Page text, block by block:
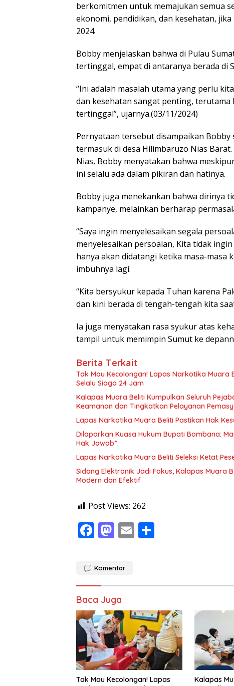
berkomitmen untuk memajukan semua
ekonomi, pendidikan, dan kesehatan,
2024.
Bobby menjelaskan bahwa di Pulau
tertinggal, empat di antaranya berada di
“Ini adalah masalah utama yang perlu
dan kesehatan sangat penting,
tertinggal”, ujarnya.(03/11/2024)
Pernyataan tersebut disampaikan
termasuk di desa Hilimbaruzo Nias
Nias, Bobby menyatakan bahwa
ini selalu ada dalam pikiran dan hatinya.
Bobby juga menekankan bahwa dirinya
kampanye, melainkan berharap
“Saya ingin menyelesaikan segala
menyelesaikan persoalan, Kita tidak
hanya akan didatangi ketika masa-masa
imbuhnya lagi.
“Kita bersyukur kepada Tuhan karena
dan kini berada di tengah-tengah kita
Ia juga menyatakan rasa syukur atas
tampil untuk memimpin Sumut ke
Berita Terkait
Tak Mau Kecolongan! Lapas Narkotika Muara
Selalu Siaga 24 Jam
Kalapas Muara Beliti Kumpulkan Seluruh
Keamanan dan Tingkatkan Pelayanan
Lapas Narkotika Muara Beliti Pastikan Hak
Dilaporkan Kuasa Hukum Bupati Bombana:
Hak Jawab”.
Lapas Narkotika Muara Beliti Seleksi Ketat
Sidang Elektronik Jadi Fokus, Kalapas Muara
Modern dan Efektif
Post Views: 262
F
e
o
o
k
M
to
o
n
E
Komentar
Baca Juga
Tak Mau Kecolongan! Lapas
Kalapas